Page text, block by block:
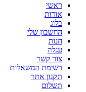
ראשי
אודות
בלוג
החשבון שלי
חנות
עגלה
צור קשר
רשימת המשאלות
תקנון אתר
תשלום